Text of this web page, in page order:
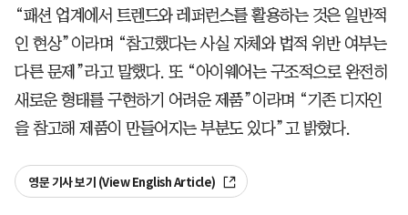
“패션 업계에서 트렌드와 레퍼런스를 활용하는 것은 일반적
인 현상”이라며 “참고했다는 사실 자체와 법적 위반 여부는
다른 문제”라고 말했다. 또 “아이웨어는 구조적으로 완전히
새로운 형태를 구현하기 어려운 제품”이라며 “기존 디자인
을 참고해 제품이 만들어지는 부분도 있다”고 밝혔다.
영문 기사 보기 (View English Article)